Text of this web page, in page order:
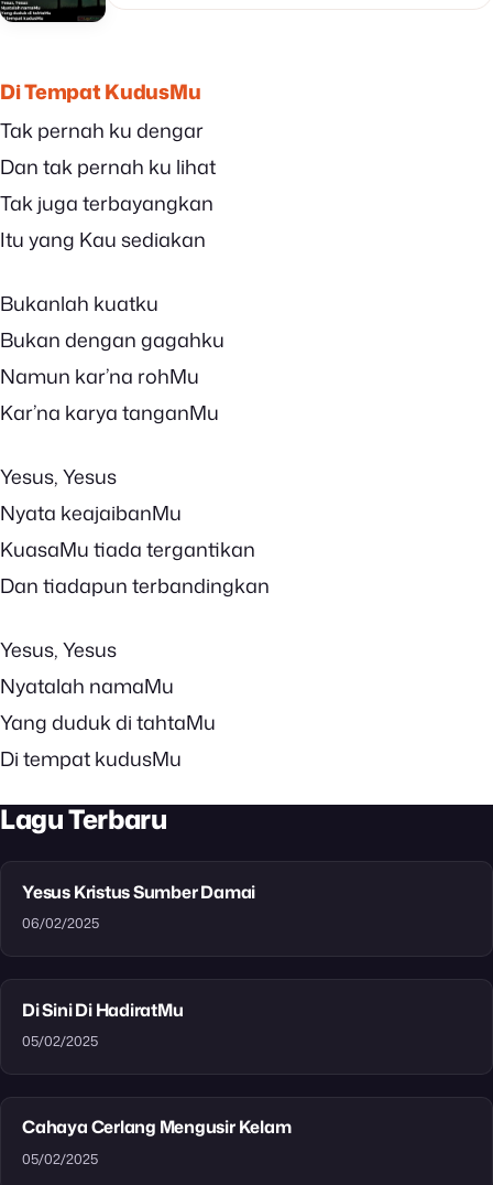
Di Tempat KudusMu
Tak pernah ku dengar
Dan tak pernah ku lihat
Tak juga terbayangkan
Itu yang Kau sediakan
Bukanlah kuatku
Bukan dengan gagahku
Namun kar’na rohMu
Kar’na karya tanganMu
Yesus, Yesus
Nyata keajaibanMu
KuasaMu tiada tergantikan
Dan tiadapun terbandingkan
Yesus, Yesus
Nyatalah namaMu
Yang duduk di tahtaMu
Di tempat kudusMu
Lagu Terbaru
Yesus Kristus Sumber Damai
06/02/2025
Di Sini Di HadiratMu
05/02/2025
Cahaya Cerlang Mengusir Kelam
05/02/2025